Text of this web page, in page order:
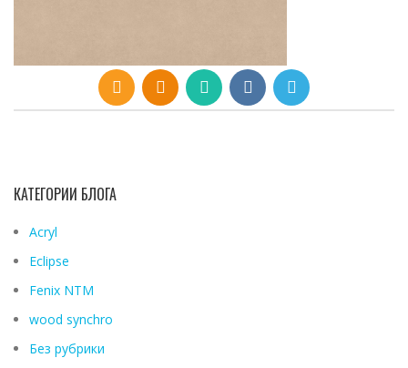
КАТЕГОРИИ БЛОГА
Acryl
Eclipse
Fenix ​​NTM
wood synchro
Без рубрики